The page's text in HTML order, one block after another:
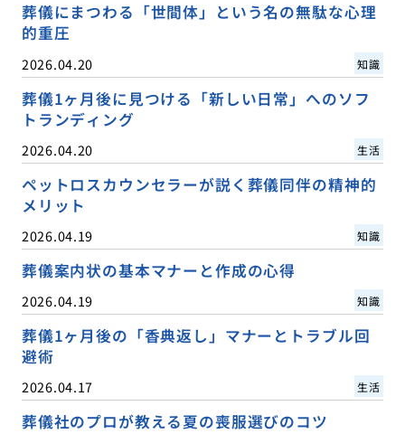
葬儀にまつわる「世間体」という名の無駄な心理
的重圧
2026.04.20 知識
葬儀1ヶ月後に見つける「新しい日常」へのソフ
トランディング
2026.04.20 生活
ペットロスカウンセラーが説く葬儀同伴の精神的
メリット
2026.04.19 知識
葬儀案内状の基本マナーと作成の心得
2026.04.19 知識
葬儀1ヶ月後の「香典返し」マナーとトラブル回
避術
2026.04.17 生活
葬儀社のプロが教える夏の喪服選びのコツ